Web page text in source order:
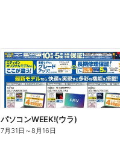
パソコンWEEK!(ウラ)
7月31日 ～8月16日